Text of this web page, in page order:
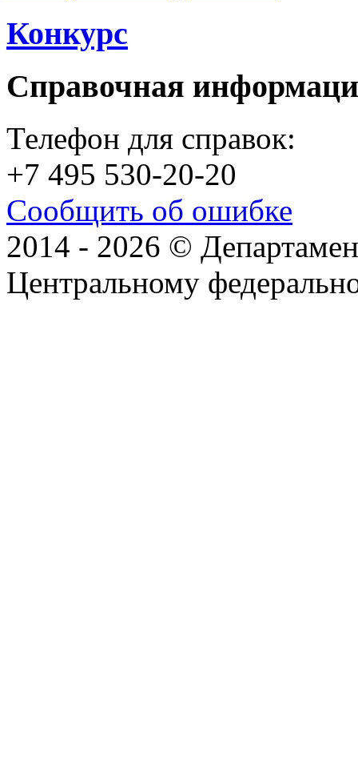
Конкурс
Справочная
Телефон для справок:
+7 495 530-20-20
Сообщить об ошибке
2014 - 2026 ©
Центральному